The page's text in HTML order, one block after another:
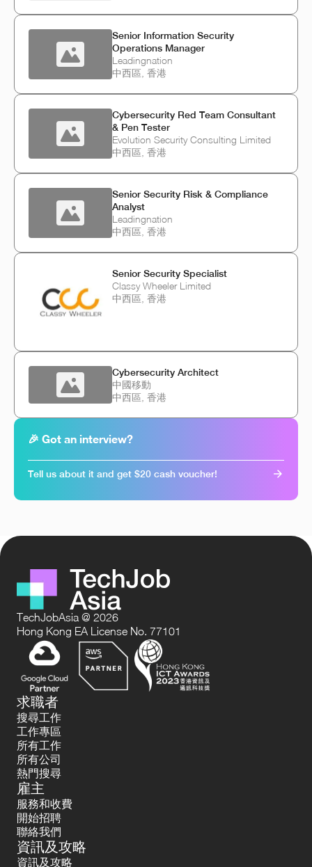
Senior Information Security
Operations Manager
Leadingnation
中西區, 香港
Cybersecurity Red Team Consultant
& Pen Tester
Evolution Security Consulting Limited
中西區, 香港
Senior Security Risk & Compliance
Analyst
Leadingnation
中西區, 香港
Senior Security Specialist
Classy Wheeler Limited
中西區, 香港
Cybersecurity Architect
中國移動
中西區, 香港
🎉 Got an interview?
Tell us about it and get $20 cash voucher!
TechJobAsia @ 2026
Hong Kong EA License No. 77101
求職者
搜尋工作
工作專區
所有工作
所有公司
熱門搜尋
雇主
服務和收費
開始招聘
聯絡我們
資訊及攻略
資訊及攻略